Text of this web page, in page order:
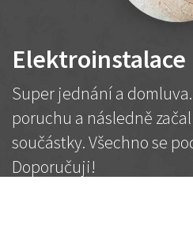
Elektroinstalace
Super jednání a
poruchu a následně
součástky. Všechno se
Doporučuji!